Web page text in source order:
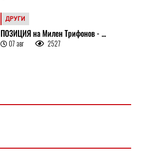
ДРУГИ
ПОЗИЦИЯ на Милен Трифонов - ...
07 авг 2527